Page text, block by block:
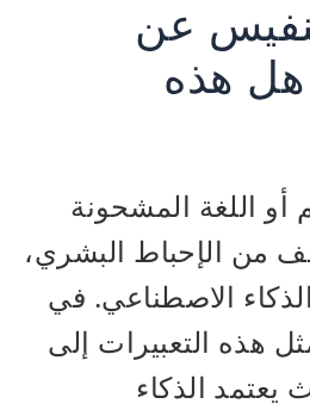
عن
هل هذه
أو اللغة المشحونة
من الإحباط البشري،
الاصطناعي. في
هذه التعبيرات إلى
يعتمد الذكاء